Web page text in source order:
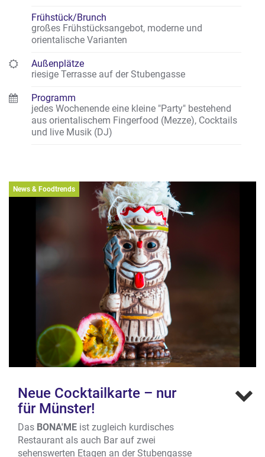
Frühstück/Brunch
großes Frühstücksangebot, moderne und
orientalische Varianten
Außenplätze
riesige Terrasse auf der Stubengasse
Programm
jedes Wochenende eine kleine "Party" bestehend
aus orientalischem Fingerfood (Mezze), Cocktails
und live Musik (DJ)
News & Foodtrends
Neue Cocktailkarte – nur
für Münster!
Das BONA'ME ist zugleich kurdisches
Restaurant als auch Bar auf zwei
sehenswerten Etagen an der Stubengasse